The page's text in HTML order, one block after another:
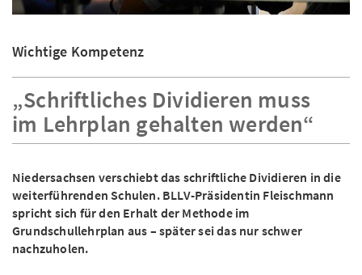
Wichtige Kompetenz
„Schriftliches Dividieren muss
im Lehrplan gehalten werden“
Niedersachsen verschiebt das schriftliche Dividieren in die
weiterführenden Schulen. BLLV-Präsidentin Fleischmann
spricht sich für den Erhalt der Methode im
Grundschullehrplan aus – später sei das nur schwer
nachzuholen.